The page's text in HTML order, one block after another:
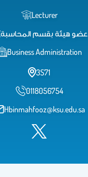
Lecturer
عضو هيئة بقسم المحاسبة
Business Administration
3S71
0118056754
Hbinmahfooz@ksu.edu.sa